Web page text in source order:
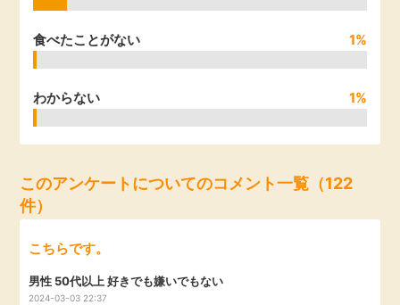
ポイ活お得情報
お友達紹介
毎日ゲット
GMOポイ活の使い方
銀行・金融・投資
食べたことがない 1%
わからない 1%
このアンケートについてのコメント一覧（122
件）
こちらです。
男性 50代以上 好きでも嫌いでもない
2024-03-03 22:37